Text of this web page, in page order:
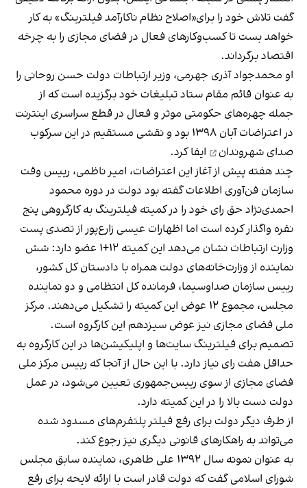
گفت تلاش خود را برای«اصلاح نظام ناکارآمد فیلترینگ» به کار
خواهد بست تا کسب‌وکارهای فعال در فضای مجازی را به چرخه
اقتصاد برگرداند.
او محمدجواد آذری جهرمی، وزیر ارتباطات دولت حسن روحانی را
به عنوان قائم مقام ستاد تبلیغات خود برگزیده است که از
جمله چهره‌های حکومتی موثر و فعال در قطع سراسری اینترنت
در اعتراضات آبان ۱۳۹۸ بود و نقشی مستقیم در این
سرکوب
صدای شهروندان
ایفا کرد.
چند هفته پیش از آغاز این اعتراضات، امیر ناظمی، رییس وقت
سازمان فن‌آوری اطلاعات گفته بود دولت در دوره محمود
احمدی‌نژاد حق رای خود را در کمیته فیلترینگ به کارگروهی پنج
نفره واگذار کرده است اما اظهارات عیسی زارع‌پور از تصدی پست
وزارت ارتباطات نشان می‌دهد این کمیته ۱۲+۱ عضو دارد: شش
نماینده از وزارت‌خانه‌های دولت همراه با دادستان کل کشور،
رییس سازمان صداوسیما، فرمانده کل انتظامی و دو نماینده
مجلس، مجموع ۱۲ عوض این کمیته را تشکیل می‌دهند. مرکز
ملی فضای مجازی نیز عوض سیزدهم این کارگروه است.
تصمیم برای فیلترینگ سایت‌ها و اپلیکیشن‌ها در این کارگروه به
حداقل هفت رای نیاز دارد. با این حال از آنجا که رییس مرکز ملی
فضای مجازی از سوی رییس‌جمهوری تعیین می‌شود، در عمل
دولت دست بالا را در این کمیته دارد.
از طرف دیگر دولت برای رفع فیلتر پلتفرم‌های مسدود شده
می‌تواند به راهکارهای قانونی دیگری نیز رجوع کند.
به عنوان نمونه سال ۱۳۹۲ علی طاهری، نماینده سابق مجلس
شورای اسلامی گفت که دولت قادر است با ارائه لایحه برای رفع